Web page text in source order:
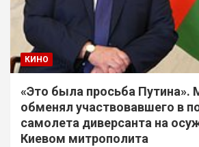
КИНО
«Это была просьба Путина».
обменял участвовавшего в
самолета диверсанта на
Киевом митрополита